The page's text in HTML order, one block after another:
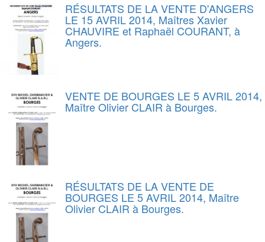
RÉSULTATS DE LA VENTE D'ANGERS
LE 15 AVRIL 2014, Maîtres Xavier
CHAUVIRE et Raphaël COURANT, à
Angers.
VENTE DE BOURGES LE 5 AVRIL 2014,
Maître Olivier CLAIR à Bourges.
RÉSULTATS DE LA VENTE DE
BOURGES LE 5 AVRIL 2014, Maître
Olivier CLAIR à Bourges.